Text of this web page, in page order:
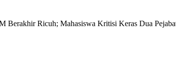
Berakhir Ricuh; Mahasiswa Kritisi Keras Dua